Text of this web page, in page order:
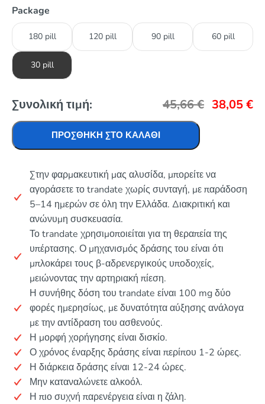
Package
180 pill 120 pill 90 pill 60 pill
30 pill
Συνολική τιμή: 45,66€ 38,05€
ΠΡΟΣΘΉΚΗ ΣΤΟ ΚΑΛΆΘΙ
Στην φαρμακευτική μας αλυσίδα, μπορείτε να
αγοράσετε το trandate χωρίς συνταγή, με παράδοση
5–14 ημερών σε όλη την Ελλάδα. Διακριτική και
ανώνυμη συσκευασία.
Το trandate χρησιμοποιείται για τη θεραπεία της
υπέρτασης. Ο μηχανισμός δράσης του είναι ότι
μπλοκάρει τους β-αδρενεργικούς υποδοχείς,
μειώνοντας την αρτηριακή πίεση.
Η συνήθης δόση του trandate είναι 100 mg δύο
φορές ημερησίως, με δυνατότητα αύξησης ανάλογα
με την αντίδραση του ασθενούς.
Η μορφή χορήγησης είναι δισκίο.
Ο χρόνος έναρξης δράσης είναι περίπου 1-2 ώρες.
Η διάρκεια δράσης είναι 12-24 ώρες.
Μην καταναλώνετε αλκοόλ.
Η πιο συχνή παρενέργεια είναι η ζάλη.